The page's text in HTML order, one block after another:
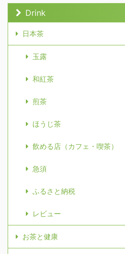
Drink
日本茶
玉露
和紅茶
煎茶
ほうじ茶
飲める店（カフェ・喫茶）
急須
ふるさと納税
レビュー
お茶と健康